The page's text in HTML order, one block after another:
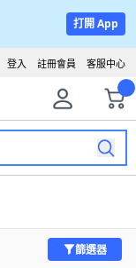
打開 App
客服中心
註冊會員
登入
篩選器